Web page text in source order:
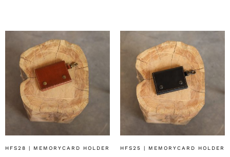
HFS28 | MEMORYCARD HOLDER HFS25 | MEMORYCARD HOLDER